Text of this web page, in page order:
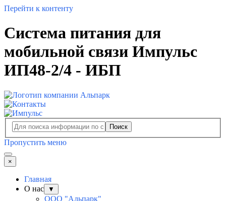
Перейти к контенту
Система питания для
мобильной связи Импульс
ИП48-2/4 - ИБП
Поиск
Пропустить меню
×
Главная
О нас
▼
ООО "Альпарк"